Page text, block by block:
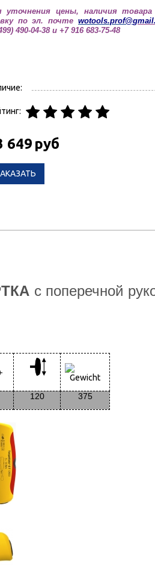
уточнения цены, наличия
по эл. почтеwotools.prof@
490-04-38 и +7 916 683-75-48
649 руб
с поперечной
120 375